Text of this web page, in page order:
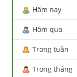
Hôm nay
Hôm qua
Trong tuần
Trong tháng